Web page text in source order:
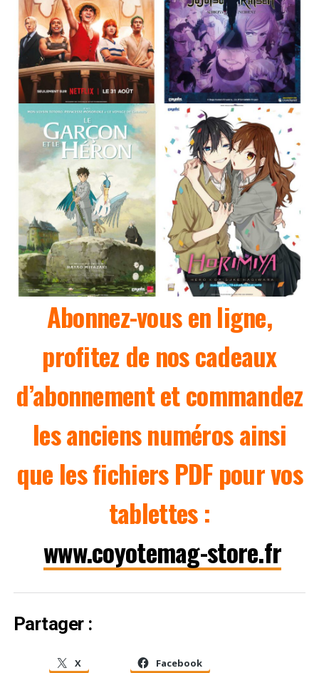
Abonnez-vous en ligne,
profitez de nos cadeaux
d’abonnement et commandez
les anciens numéros ainsi
que les fichiers PDF pour vos
tablettes :
www.coyotemag-store.fr
Partager :
X Facebook